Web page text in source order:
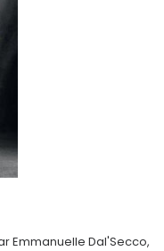
Emmanuelle Dal'Secco,